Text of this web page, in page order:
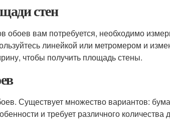
стен
обоев вам потребуется, необходимо
линейкой или метромером и
чтобы получить площадь стены.
Существует множество вариантов:
и требует различного количества